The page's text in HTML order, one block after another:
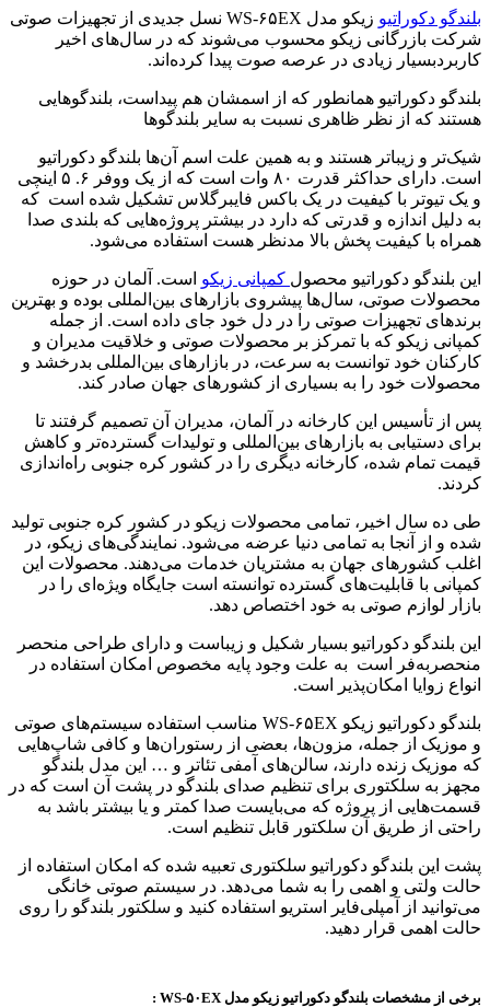
بلندگو دکوراتیو
زیکو مدل WS-۶۵EX نسل جدیدی از تجهیزات صوتی
شرکت بازرگانی زیکو محسوب می‌شوند که در سال‌های اخیر
کاربردبسیار زیادی در عرصه صوت پیدا کرده‌اند.
بلندگو دکوراتیو همانطور که از اسمشان هم پیداست، بلندگو‌هایی
هستند که از نظر ظاهری نسبت به سایر بلندگوها
شیک‌تر و زیباتر هستند و به همین علت اسم آن‌ها بلندگو‌ دکوراتیو
است. دارای حداکثر قدرت ۸۰ وات است که از یک ووفر ۶. ۵ اینچی
و یک تیوتر با کیفیت در یک باکس فایبرگلاس تشکیل شده است که
به دلیل اندازه و قدرتی که دارد در بیشتر پروژه‌هایی که بلندی صدا
همراه با کیفیت پخش بالا مدنظر هست استفاده می‌شود.
این بلندگو دکوراتیو محصول کمپانی زیکو است. آلمان در حوزه
محصولات صوتی، سال‌ها پیشروی بازار‌های بین‌المللی بوده و بهترین
برند‌های تجهیزات صوتی را در دل خود جای داده است. از جمله
کمپانی زیکو که با تمرکز بر محصولات صوتی و خلاقیت مدیران و
کارکنان خود توانست به سرعت، در بازار‌های بین‌المللی بدرخشد و
محصولات خود را به بسیاری از کشور‌های جهان صادر کند.
پس از تأسیس این کارخانه در آلمان، مدیران آن تصمیم گرفتند تا
برای دستیابی به بازار‌های بین‌المللی و تولیدات گسترده‌تر و کاهش
قیمت تمام شده، کارخانه دیگری را در کشور کره جنوبی راه‌اندازی
کردند.
طی ده سال اخیر، تمامی محصولات زیکو در کشور کره جنوبی تولید
شده و از آنجا به تمامی دنیا عرضه می‌شود. نمایندگی‌های زیکو، در
اغلب کشور‌های جهان به مشتریان خدمات می‌دهند. محصولات این
کمپانی با قابلیت‌های گسترده توانسته است جایگاه ویژه‌ای را در
بازار لوازم صوتی به خود اختصاص دهد.
این بلندگو دکوراتیو بسیار شکیل و زیباست و دارای طراحی منحصر
منحصربه‌فر است به علت وجود پایه مخصوص امکان استفاده در
انواع زوایا امکان‌پذیر است.
بلندگو دکوراتیو زیکو WS-۶۵EX مناسب استفاده سیستم‌های صوتی
و موزیک از جمله، مزون‌ها، بعضی از رستوران‌ها و کافی شاپ‌هایی
که موزیک زنده دارند، سالن‌های آمفی تئاتر و … این مدل بلندگو
مجهز به سلکتوری برای تنظیم صدای بلندگو در پشت آن است که در
قسمت‌هایی از پروژه که می‌بایست صدا کمتر و یا بیشتر باشد به
راحتی از طریق آن سلکتور قابل تنظیم است.
پشت این بلندگو دکوراتیو سلکتوری تعبیه شده که امکان استفاده از
حالت ولتی و اهمی را به شما می‌دهد. در سیستم صوتی خانگی
می‌توانید از آمپلی‌فایر استریو استفاده کنید و سلکتور بلندگو را روی
حالت اهمی قرار دهید.
برخی از مشخصات بلندگو دکوراتیو زیکو مدل WS-۵۰EX :